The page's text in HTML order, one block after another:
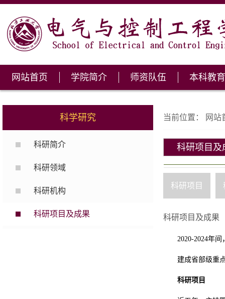
网站首页 学院简介 师资队伍 本科教育
科学研究
科研简介
科研领域
科研机构
科研项目及成果
当前位置： 网站
科研项目及
科研项目
科研项目及成果
2020-2024年
建成省部级重
科研项目